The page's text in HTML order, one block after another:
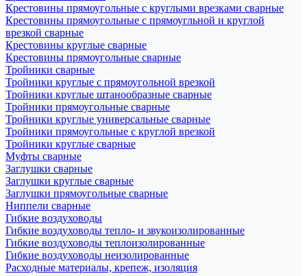
Крестовины прямоугольные с круглыми врезками сварные
Крестовины прямоугольные с прямоугльной и круглой
врезкой сварные
Крестовины круглые сварные
Крестовины прямоугольные сварные
Тройники сварные
Тройники круглые с прямоугольной врезкой
Тройники круглые штанообразные сварные
Тройники прямоугольные сварные
Тройники круглые универсальные сварные
Тройники прямоугольные с круглой врезкой
Тройники круглые сварные
Муфты сварные
Заглушки сварные
Заглушки круглые сварные
Заглушки прямоугольные сварные
Ниппели сварные
Гибкие воздуховоды
Гибкие воздуховоды тепло- и звукоизолированные
Гибкие воздуховоды теплоизолированные
Гибкие воздуховоды неизолированные
Расходные материалы, крепеж, изоляция